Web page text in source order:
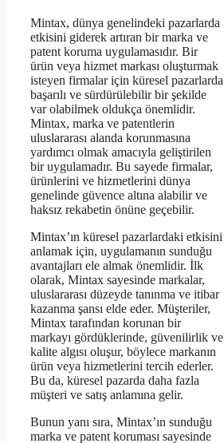
Mintax, dünya genelindeki pazarlarda
etkisini giderek artıran bir marka ve
patent koruma uygulamasıdır. Bir
ürün veya hizmet markası oluşturmak
isteyen firmalar için küresel pazarlarda
başarılı ve sürdürülebilir bir şekilde
var olabilmek oldukça önemlidir.
Mintax, marka ve patentlerin
uluslararası alanda korunmasına
yardımcı olmak amacıyla geliştirilen
bir uygulamadır. Bu sayede firmalar,
ürünlerini ve hizmetlerini dünya
genelinde güvence altına alabilir ve
haksız rekabetin önüne geçebilir.
Mintax’ın küresel pazarlardaki etkisini
anlamak için, uygulamanın sunduğu
avantajları ele almak önemlidir. İlk
olarak, Mintax sayesinde markalar,
uluslararası düzeyde tanınma ve itibar
kazanma şansı elde eder. Müşteriler,
Mintax tarafından korunan bir
markayı gördüklerinde, güvenilirlik ve
kalite algısı oluşur, böylece markanın
ürün veya hizmetlerini tercih ederler.
Bu da, küresel pazarda daha fazla
müşteri ve satış anlamına gelir.
Bunun yanı sıra, Mintax’ın sunduğu
marka ve patent koruması sayesinde